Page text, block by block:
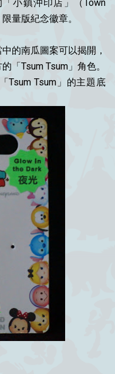
小鎮沖印店」（Town
量版紀念徽章。
的南瓜圖案可以揭開，
「Tsum Tsum」角色。
Tsum Tsum」的主題底